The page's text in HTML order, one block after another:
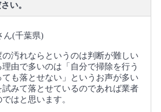
い。
ん(千葉県)
汚れならというのは判断が難しい
由で多いのは「自分で掃除を行う
も落とせない」というお声が多い
みて落とせているのであれば業者
はと思います。